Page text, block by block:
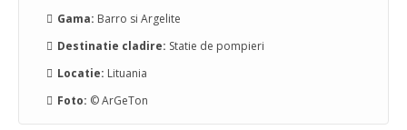
Gama: Barro si Argelite
Destinatie cladire: Statie de pompieri
Locatie: Lituania
Foto: © ArGeTon